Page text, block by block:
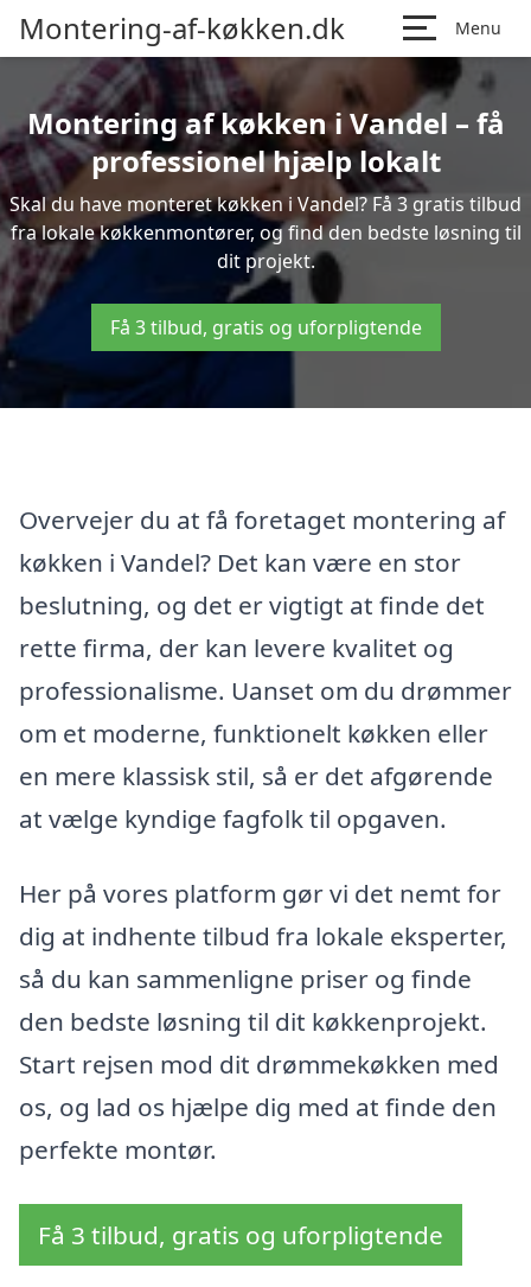
Montering-af-køkken.dk Menu
Montering af køkken i Vandel – få
professionel hjælp lokalt
Skal du have monteret køkken i Vandel? Få 3 gratis tilbud
fra lokale køkkenmontører, og find den bedste løsning til
dit projekt.
Få 3 tilbud, gratis og uforpligtende
Overvejer du at få foretaget montering af
køkken i Vandel? Det kan være en stor
beslutning, og det er vigtigt at finde det
rette firma, der kan levere kvalitet og
professionalisme. Uanset om du drømmer
om et moderne, funktionelt køkken eller
en mere klassisk stil, så er det afgørende
at vælge kyndige fagfolk til opgaven.
Her på vores platform gør vi det nemt for
dig at indhente tilbud fra lokale eksperter,
så du kan sammenligne priser og finde
den bedste løsning til dit køkkenprojekt.
Start rejsen mod dit drømmekøkken med
os, og lad os hjælpe dig med at finde den
perfekte montør.
Få 3 tilbud, gratis og uforpligtende